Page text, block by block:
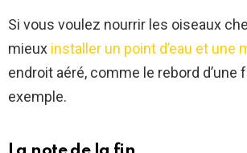
Si vous voulez nourrir les oiseaux
mieux installer un point d’eau et une
endroit aéré, comme le rebord d’une
exemple.